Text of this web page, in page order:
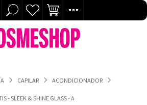
CAPILAR ACONDICIONADOR
- SLEEK & SHINE GLASS - ACOND - 180 ML - D**